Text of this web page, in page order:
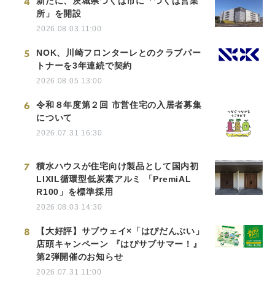
所」を開設
2026.08.03 11:00
5
NOK、川崎フロンターレとのクラブパー
トナーを3年連続で契約
2026.08.05 13:00
6
令和８年度第２回 市営住宅の入居者募集
について
2026.07.31 16:30
7
積水ハウスが住宅向け製品として国内初
LIXIL循環型低炭素アルミ 「PremiAL
R100」を標準採用
2026.08.03 14:30
8
【大好評】サブウェイ×「はぴだんぶい」
店頭キャンペーン 『はぴサブサマー！』
第2弾開催のお知らせ
2026.07.31 11:00